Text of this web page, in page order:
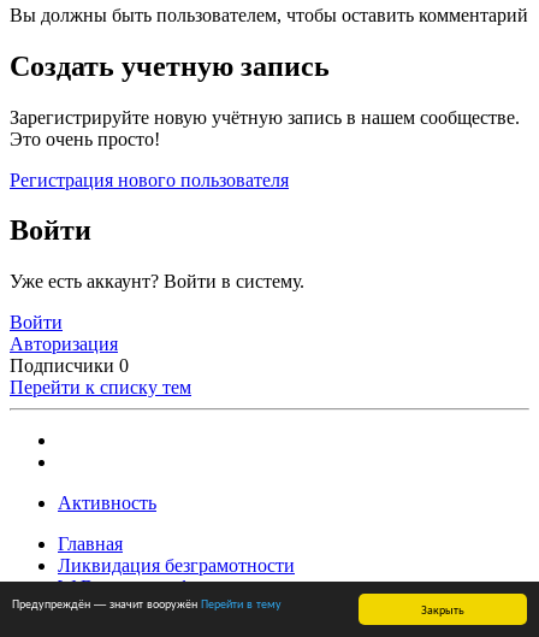
Закрыть
Предупреждён — значит вооружён Перейти в тему
Вы должны быть пользователем, чтобы оставить комментарий
Создать учетную запись
Зарегистрируйте новую учётную запись в нашем сообществе.
Это очень просто!
Регистрация нового пользователя
Войти
Уже есть аккаунт? Войти в систему.
Войти
Авторизация
Подписчики 0
Перейти к списку тем
Активность
Главная
Ликвидация безграмотности
W-Википедия форума
Гормон Роста